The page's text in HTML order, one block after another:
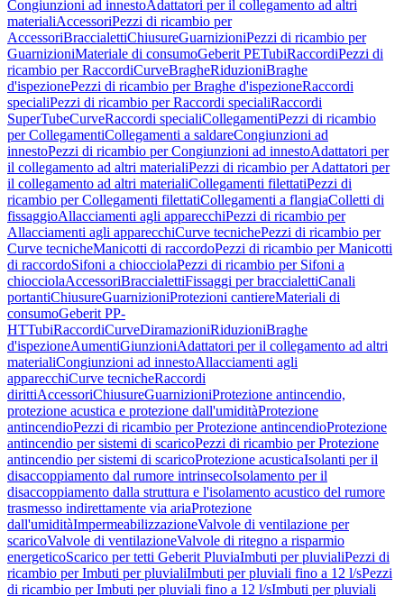
Congiunzioni ad innestoAdattatori per il collegamento ad altri
materialiAccessoriPezzi di ricambio per
AccessoriBraccialettiChiusureGuarnizioniPezzi di ricambio per
GuarnizioniMateriale di consumoGeberit PETubiRaccordiPezzi di
ricambio per RaccordiCurveBragheRiduzioniBraghe
d'ispezionePezzi di ricambio per Braghe d'ispezioneRaccordi
specialiPezzi di ricambio per Raccordi specialiRaccordi
SuperTubeCurveRaccordi specialiCollegamentiPezzi di ricambio
per CollegamentiCollegamenti a saldareCongiunzioni ad
innestoPezzi di ricambio per Congiunzioni ad innestoAdattatori per
il collegamento ad altri materialiPezzi di ricambio per Adattatori per
il collegamento ad altri materialiCollegamenti filettatiPezzi di
ricambio per Collegamenti filettatiCollegamenti a flangiaColletti di
fissaggioAllacciamenti agli apparecchiPezzi di ricambio per
Allacciamenti agli apparecchiCurve tecnichePezzi di ricambio per
Curve tecnicheManicotti di raccordoPezzi di ricambio per Manicotti
di raccordoSifoni a chiocciolaPezzi di ricambio per Sifoni a
chiocciolaAccessoriBraccialettiFissaggi per braccialettiCanali
portantiChiusureGuarnizioniProtezioni cantiereMateriali di
consumoGeberit PP-
HTTubiRaccordiCurveDiramazioniRiduzioniBraghe
d'ispezioneAumentiGiunzioniAdattatori per il collegamento ad altri
materialiCongiunzioni ad innestoAllacciamenti agli
apparecchiCurve tecnicheRaccordi
dirittiAccessoriChiusureGuarnizioniProtezione antincendio,
protezione acustica e protezione dall'umiditàProtezione
antincendioPezzi di ricambio per Protezione antincendioProtezione
antincendio per sistemi di scaricoPezzi di ricambio per Protezione
antincendio per sistemi di scaricoProtezione acusticaIsolanti per il
disaccoppiamento dal rumore intrinsecoIsolamento per il
disaccoppiamento dalla struttura e l'isolamento acustico del rumore
trasmesso indirettamente via ariaProtezione
dall'umiditàImpermeabilizzazioneValvole di ventilazione per
scaricoValvole di ventilazioneValvole di ritegno a risparmio
energeticoScarico per tetti Geberit PluviaImbuti per pluvialiPezzi di
ricambio per Imbuti per pluvialiImbuti per pluviali fino a 12 l/sPezzi
di ricambio per Imbuti per pluviali fino a 12 l/sImbuti per pluviali